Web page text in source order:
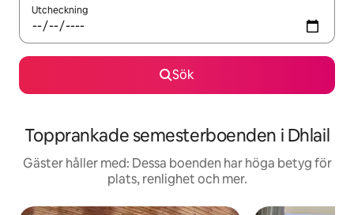
Utcheckning
Sök
Topprankade semesterboenden i Dhlail
Gäster håller med: Dessa boenden har höga betyg för
plats, renlighet och mer.